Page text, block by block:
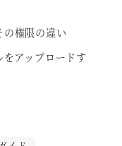
権限の違い
アップロードす